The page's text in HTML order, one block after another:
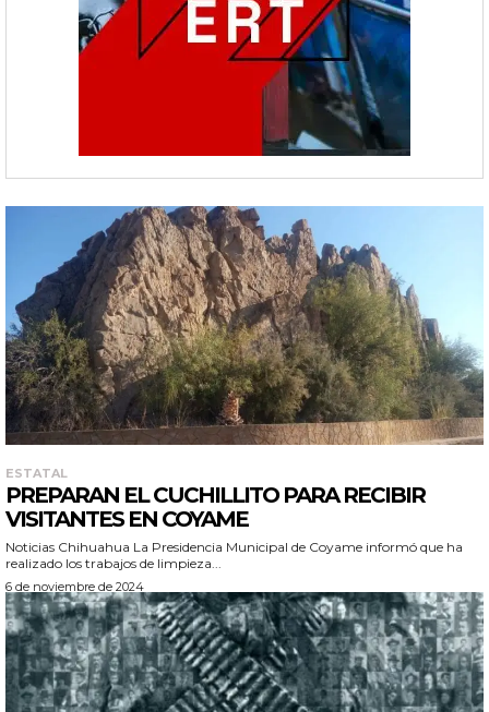
ESTATAL
PREPARAN EL CUCHILLITO PARA RECIBIR
VISITANTES EN COYAME
Noticias Chihuahua La Presidencia Municipal de Coyame informó que ha
realizado los trabajos de limpieza...
6 de noviembre de 2024